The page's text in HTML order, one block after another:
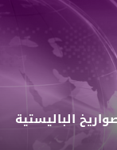
الباليستية